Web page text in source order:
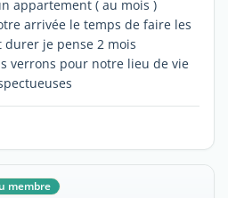
appartement ( au mois )
arrivée le temps de faire les
je pense 2 mois
verrons pour notre lieu de vie
membre